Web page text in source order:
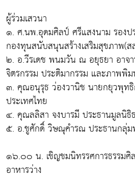
ผู้ร่วมเสวนา
๑. ศ.นพ.อุดมศิลป์ ศรีแสงนาม รองป
กองทุนสนับสนุนสร้างเสริมสุขภาพ(ส
๒. อ.วีรเดช พนมวัน ณ อยุธยา อาจ
จิตรกรรม ประติมากรรม และภาพพิ
๓. คุณอนุรุธ ว่องวานิช นายกยุวพุท
ประเทศไทย
๔. คุณลลิสา จงบารมี ประธานมูลนิธิ
๕. อ.ชูศักดิ์ วิษณุคำรณ ประธานกลุ่ม
๑๖.๐๐ น. เชิญชมนิทรรศการธรรม
อาหารว่าง